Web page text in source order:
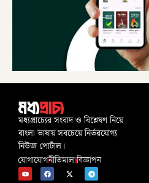
মধ্যপ্রাচ্যের সংবাদ ও বিশ্লেষণ নিয়ে
বাংলা ভাষায় সবচেয়ে নির্ভরযোগ্য
নিউজ পোর্টাল।
যোগাযোগনীতিমালাবিজ্ঞাপন